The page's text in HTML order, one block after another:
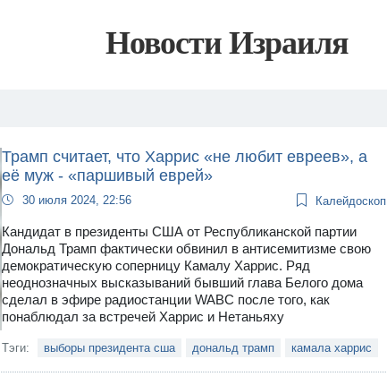
Новости Израиля
Трамп считает, что Харрис «не любит евреев», а
её муж - «паршивый еврей»
30 июля 2024, 22:56 Калейдоскоп
Кандидат в президенты США от Республиканской партии
Дональд Трамп фактически обвинил в антисемитизме свою
демократическую соперницу Камалу Харрис. Ряд
неоднозначных высказываний бывший глава Белого дома
сделал в эфире радиостанции WABC после того, как
понаблюдал за встречей Харрис и Нетаньяху
Тэги: выборы президента сша дональд трамп камала харрис